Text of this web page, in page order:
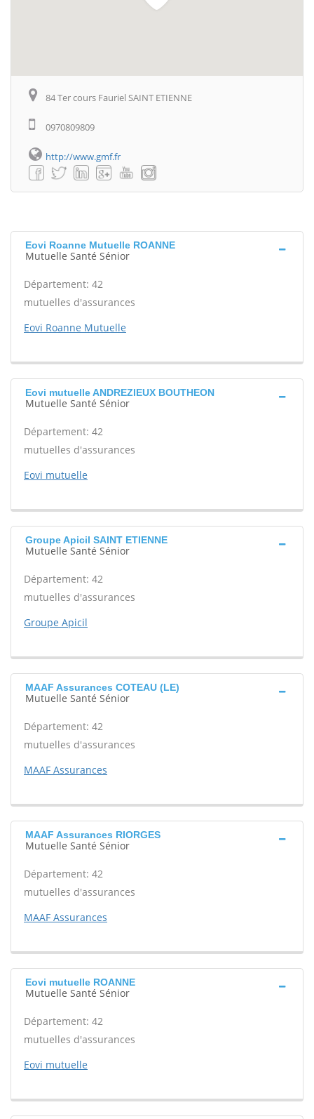
84 Ter cours Fauriel SAINT ETIENNE
0970809809
http://www.gmf.fr
Eovi Roanne Mutuelle ROANNE
Mutuelle Santé Sénior
Département: 42
mutuelles d'assurances
Eovi Roanne Mutuelle
Eovi mutuelle ANDREZIEUX BOUTHEON
Mutuelle Santé Sénior
Département: 42
mutuelles d'assurances
Eovi mutuelle
Groupe Apicil SAINT ETIENNE
Mutuelle Santé Sénior
Département: 42
mutuelles d'assurances
Groupe Apicil
MAAF Assurances COTEAU (LE)
Mutuelle Santé Sénior
Département: 42
mutuelles d'assurances
MAAF Assurances
MAAF Assurances RIORGES
Mutuelle Santé Sénior
Département: 42
mutuelles d'assurances
MAAF Assurances
Eovi mutuelle ROANNE
Mutuelle Santé Sénior
Département: 42
mutuelles d'assurances
Eovi mutuelle